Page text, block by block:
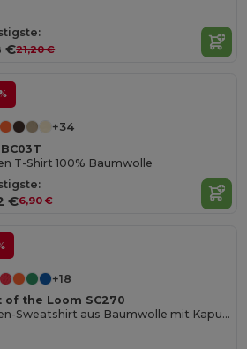
€21,20 €
+34
T-Shirt 100% Baumwolle
€6,90 €
+18
of the Loom SC270
Herren-Sweatshirt aus Baumwolle mit Kapuze